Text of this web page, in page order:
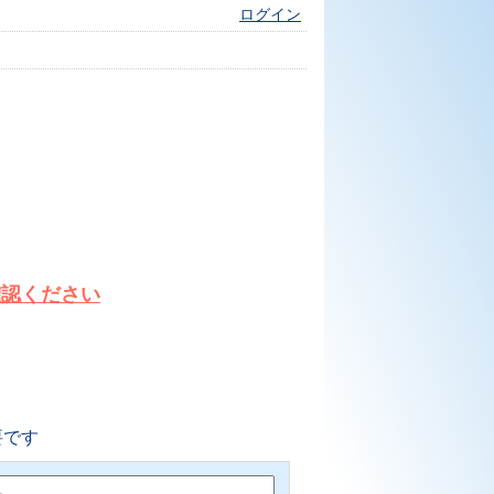
ログイン
ください
す